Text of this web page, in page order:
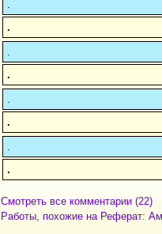
.
.
.
.
Смотреть все комментарии (22)
Работы, похожие на Реферат: